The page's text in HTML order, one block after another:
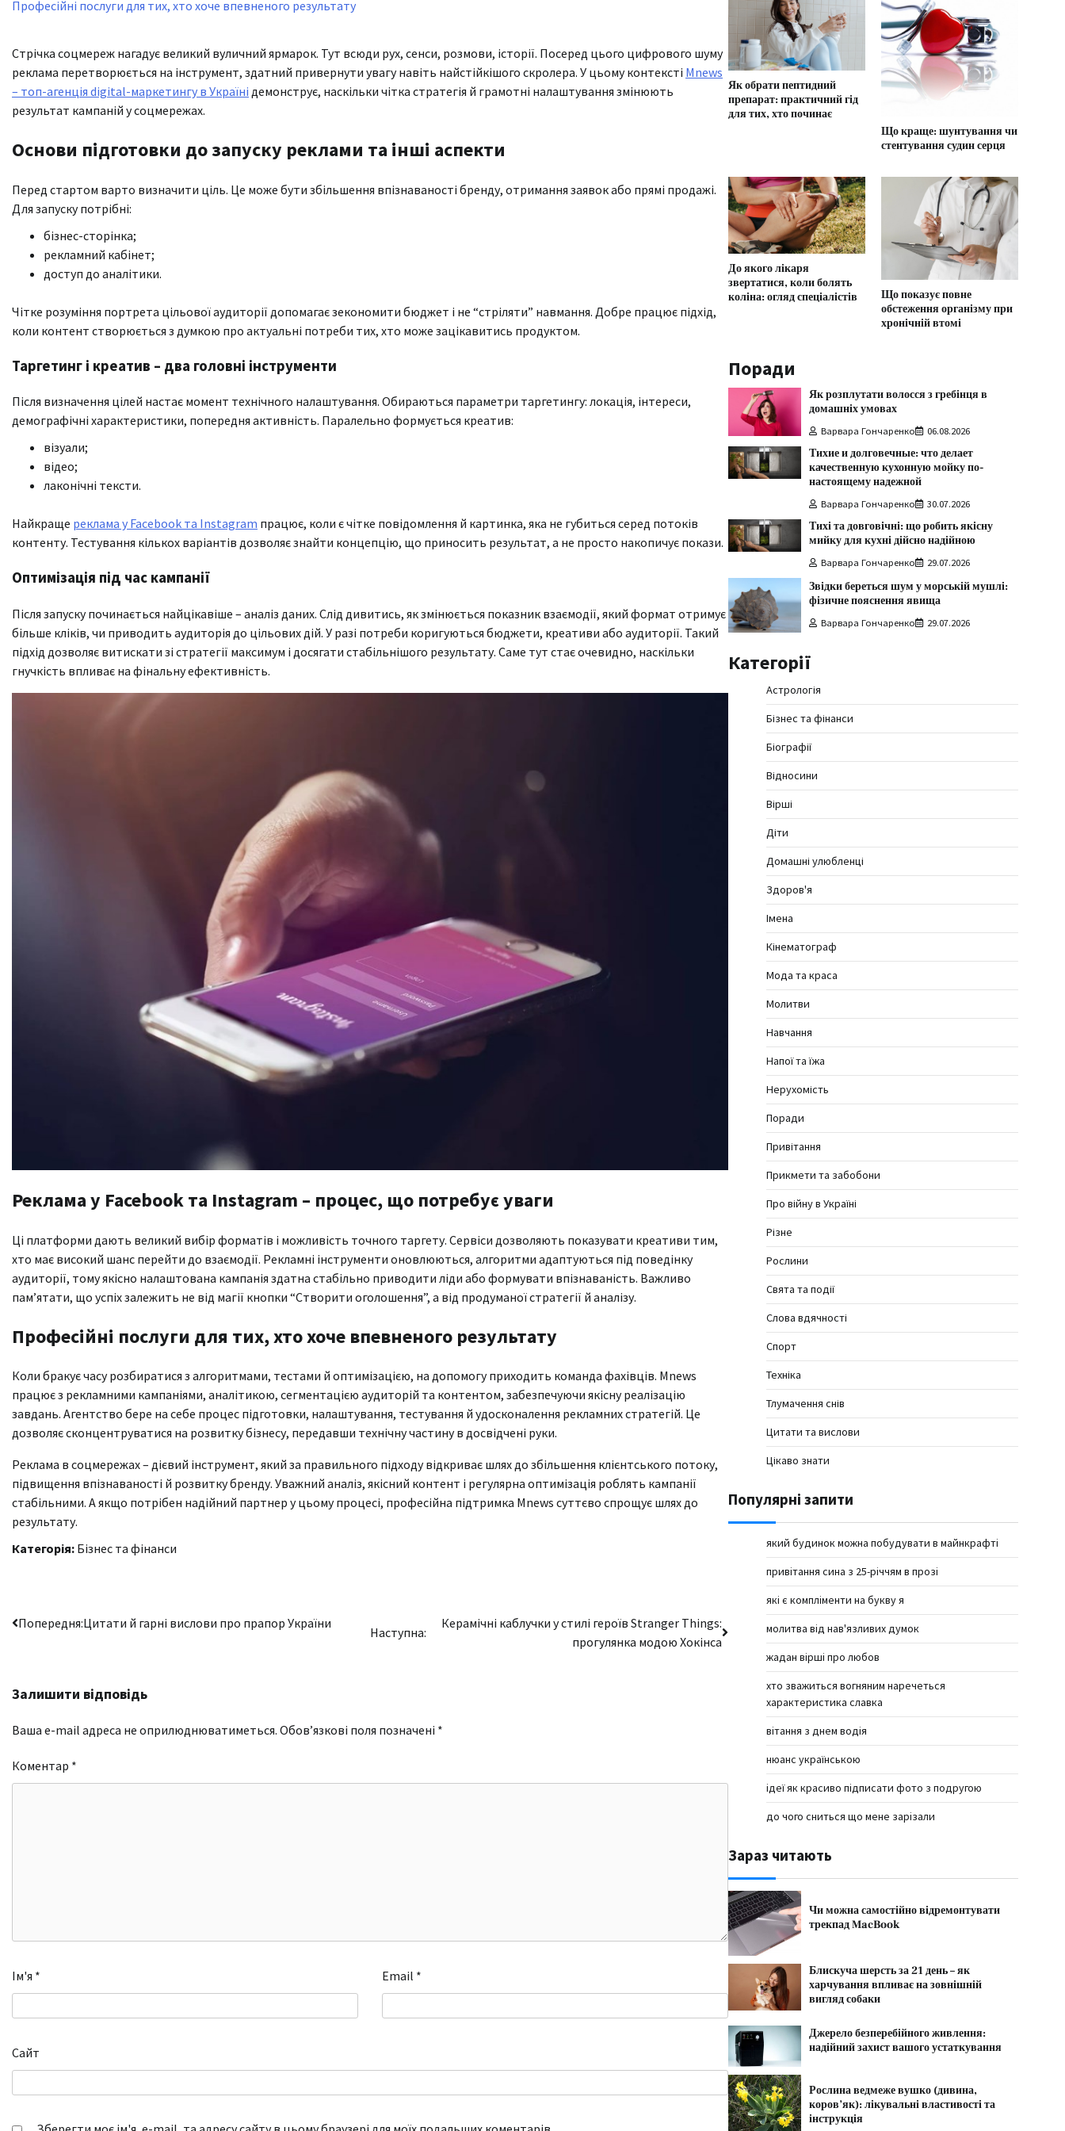
Професійні послуги для тих, хто хоче впевненого результату
Стрічка соцмереж нагадує великий вуличний ярмарок. Тут всюди рух, сенси, розмови, історії. Посеред цього цифрового шуму
реклама перетворюється на інструмент, здатний привернути увагу навіть найстійкішого скролера. У цьому контексті Mnews
– топ-агенція digital-маркетингу в Україні демонструє, наскільки чітка стратегія й грамотні налаштування змінюють
результат кампаній у соцмережах.
Основи підготовки до запуску реклами та інші аспекти
Перед стартом варто визначити ціль. Це може бути збільшення впізнаваності бренду, отримання заявок або прямі продажі.
Для запуску потрібні:
бізнес-сторінка;
рекламний кабінет;
доступ до аналітики.
Чітке розуміння портрета цільової аудиторії допомагає зекономити бюджет і не “стріляти” навмання. Добре працює підхід,
коли контент створюється з думкою про актуальні потреби тих, хто може зацікавитись продуктом.
Таргетинг і креатив – два головні інструменти
Після визначення цілей настає момент технічного налаштування. Обираються параметри таргетингу: локація, інтереси,
демографічні характеристики, попередня активність. Паралельно формується креатив:
візуали;
відео;
лаконічні тексти.
Найкраще реклама у Facebook та Instagram працює, коли є чітке повідомлення й картинка, яка не губиться серед потоків
контенту. Тестування кількох варіантів дозволяє знайти концепцію, що приносить результат, а не просто накопичує покази.
Оптимізація під час кампанії
Після запуску починається найцікавіше – аналіз даних. Слід дивитись, як змінюється показник взаємодії, який формат отримує
більше кліків, чи приводить аудиторія до цільових дій. У разі потреби коригуються бюджети, креативи або аудиторії. Такий
підхід дозволяє витискати зі стратегії максимум і досягати стабільнішого результату. Саме тут стає очевидно, наскільки
гнучкість впливає на фінальну ефективність.
Реклама у Facebook та Instagram – процес, що потребує уваги
Ці платформи дають великий вибір форматів і можливість точного таргету. Сервіси дозволяють показувати креативи тим,
хто має високий шанс перейти до взаємодії. Рекламні інструменти оновлюються, алгоритми адаптуються під поведінку
аудиторії, тому якісно налаштована кампанія здатна стабільно приводити ліди або формувати впізнаваність. Важливо
пам’ятати, що успіх залежить не від магії кнопки “Створити оголошення”, а від продуманої стратегії й аналізу.
Професійні послуги для тих, хто хоче впевненого результату
Коли бракує часу розбиратися з алгоритмами, тестами й оптимізацією, на допомогу приходить команда фахівців. Mnews
працює з рекламними кампаніями, аналітикою, сегментацією аудиторій та контентом, забезпечуючи якісну реалізацію
завдань. Агентство бере на себе процес підготовки, налаштування, тестування й удосконалення рекламних стратегій. Це
дозволяє сконцентруватися на розвитку бізнесу, передавши технічну частину в досвідчені руки.
Реклама в соцмережах – дієвий інструмент, який за правильного підходу відкриває шлях до збільшення клієнтського потоку,
підвищення впізнаваності й розвитку бренду. Уважний аналіз, якісний контент і регулярна оптимізація роблять кампанії
стабільними. А якщо потрібен надійний партнер у цьому процесі, професійна підтримка Mnews суттєво спрощує шлях до
результату.
Категорія: Бізнес та фінанси
Навігація
Попередня:Цитати й гарні вислови про прапор України
Наступна:
Керамічні каблучки у стилі героїв Stranger Things:
прогулянка модою Хокінса
Залишити відповідь
Ваша e-mail адреса не оприлюднюватиметься. Обов’язкові поля позначені *
Коментар *
Ім'я * Email *
Сайт
Як обрати пептидний
препарат: практичний гід
для тих, хто починає
Що краще: шунтування чи
стентування судин серця
До якого лікаря
звертатися, коли болять
коліна: огляд спеціалістів
Що показує повне
обстеження організму при
хронічній втомі
Поради
Як розплутати волосся з гребінця в
домашніх умовах
Варвара Гончаренко 06.08.2026
Тихие и долговечные: что делает
качественную кухонную мойку по-
настоящему надежной
Варвара Гончаренко 30.07.2026
Тихі та довговічні: що робить якісну
мийку для кухні дійсно надійною
Варвара Гончаренко 29.07.2026
Звідки береться шум у морській мушлі:
фізичне пояснення явища
Варвара Гончаренко 29.07.2026
Категорії
Астрологія
Бізнес та фінанси
Біографії
Відносини
Вірші
Діти
Домашні улюбленці
Здоров'я
Імена
Кінематограф
Мода та краса
Молитви
Навчання
Напої та їжа
Нерухомість
Поради
Привітання
Прикмети та забобони
Про війну в Україні
Різне
Рослини
Свята та події
Слова вдячності
Спорт
Техніка
Тлумачення снів
Цитати та вислови
Цікаво знати
Популярні запити
який будинок можна побудувати в майнкрафті
привітання сина з 25-річчям в прозі
які є компліменти на букву я
молитва від нав'язливих думок
жадан вірші про любов
хто зважиться вогняним наречеться
характеристика славка
вітання з днем водія
нюанс українською
ідеї як красиво підписати фото з подругою
до чого сниться що мене зарізали
Зараз читають
Чи можна самостійно відремонтувати
трекпад MacBook
Блискуча шерсть за 21 день – як
харчування впливає на зовнішній
вигляд собаки
Джерело безперебійного живлення:
надійний захист вашого устаткування
Рослина ведмеже вушко (дивина,
коров’як): лікувальні властивості та
інструкція